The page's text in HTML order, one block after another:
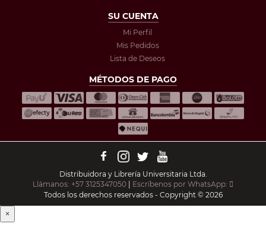
SU CUENTA
Mi Perfil
Mis Pedidos
Lista de Deseos
MÉTODOS DE PAGO
Distribuidora y Librería Universitaria Ltda.
Llámanos: +57 3125347050 | Escríbenos por WhatsApp:
Todos los derechos reservados - Copyright © 2026
×